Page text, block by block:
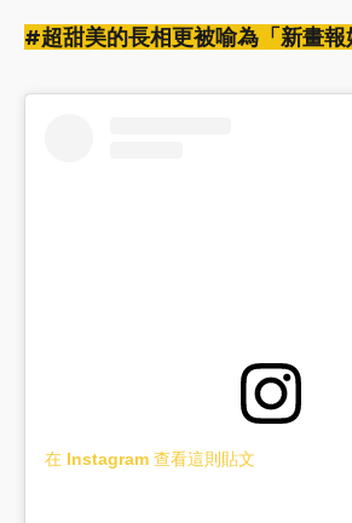
#超甜美的長相更被喻為「新畫報
在 Instagram 查看這則貼文